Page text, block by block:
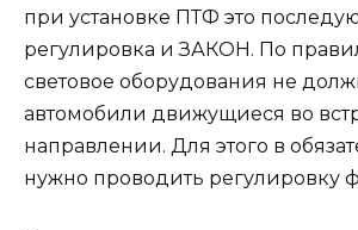
при установке ПТФ это
регулировка и ЗАКОН. По
световое оборудования не
автомобили движущиеся во
направлении. Для этого в
нужно проводить регулировку